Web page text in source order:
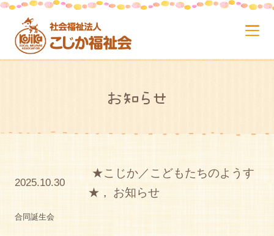
お知らせ
2025.10.30
★こじか／こどもたちのようす
★ , お知らせ
合同誕生会